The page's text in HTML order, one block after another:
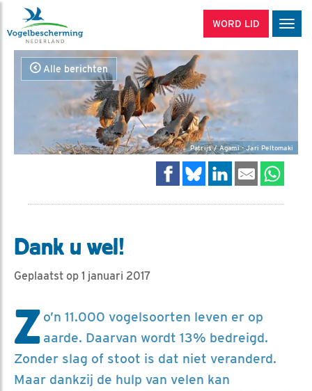
WORD LID
Alle berichten
Patrijs / Agami - Jari Peltomaki
Dank u wel!
Geplaatst op 1 januari 2017
Z o’n 11.000 vogelsoorten leven er op
aarde. Daarvan wordt 13% bedreigd.
Zonder slag of stoot is dat niet veranderd.
Maar dankzij de hulp van velen kan